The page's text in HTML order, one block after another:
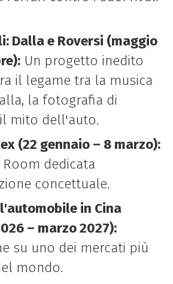
Dalla e Roversi (maggio
Un progetto inedito
il legame tra la musica
la fotografia di
mito dell'auto.
(22 gennaio – 8 marzo):
Room dedicata
concettuale.
in Cina
– marzo 2027):
su uno dei mercati più
mondo.